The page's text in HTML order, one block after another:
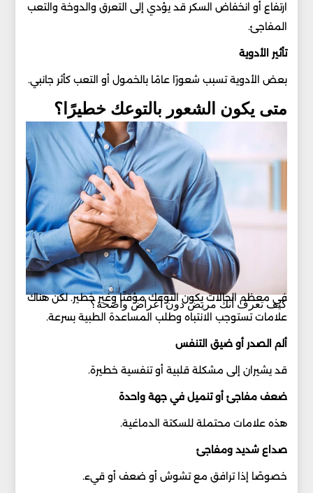
ارتفاع أو انخفاض السكر قد يؤدي إلى التعرق والدوخة والتعب
المفاجئ.
تأثير الأدوية
بعض الأدوية تسبب شعورًا عامًا بالخمول أو التعب كأثر جانبي.
متى يكون الشعور بالتوعك خطيرًا؟
كيف تعرف أنك مريض دون أعراض واضحة؟
في معظم الحالات يكون التوعك مؤقتًا وغير خطير. لكن هناك
علامات تستوجب الانتباه وطلب المساعدة الطبية بسرعة.
ألم الصدر أو ضيق التنفس
قد يشيران إلى مشكلة قلبية أو تنفسية خطيرة.
ضعف مفاجئ أو تنميل في جهة واحدة
هذه علامات محتملة للسكتة الدماغية.
صداع شديد ومفاجئ
خصوصًا إذا ترافق مع تشوش أو ضعف أو قيء.